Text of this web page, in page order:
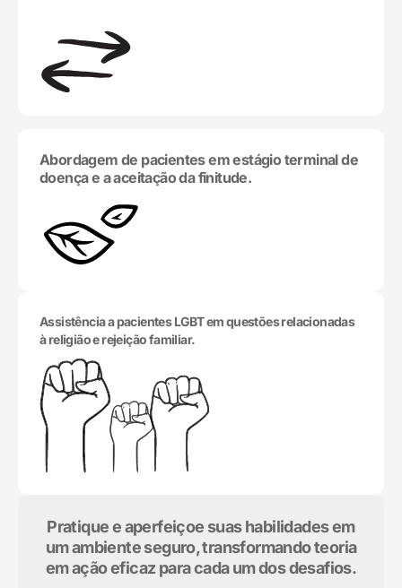
Abordagem de pacientes em estágio terminal de
doença e a aceitação da finitude.
Assistência a pacientes LGBT em questões relacionadas
à religião e rejeição familiar.
Pratique e aperfeiçoe suas habilidades em
um ambiente seguro, transformando teoria
em ação eficaz para cada um dos desafios.